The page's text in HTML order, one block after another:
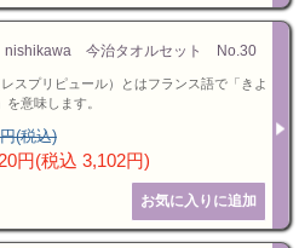
セット商品 お急ぎ便
nishikawa 今治タオルセット No.30
スプリピュール）とはフランス語で「きよ
を意味します。
(税込)
円(税込 3,102円)